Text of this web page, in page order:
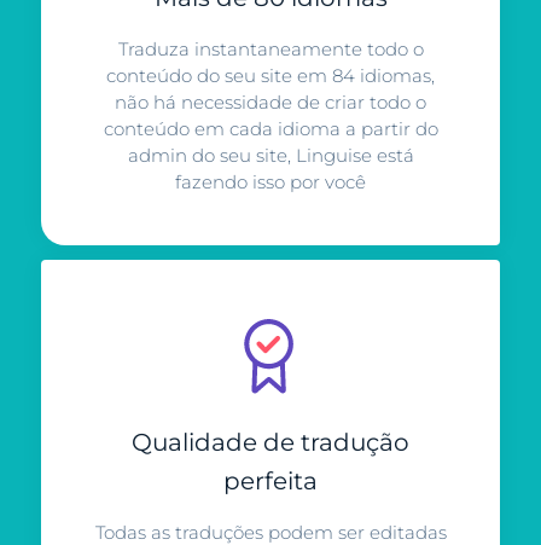
Traduza instantaneamente todo o
conteúdo do seu site em 84 idiomas,
não há necessidade de criar todo o
conteúdo em cada idioma a partir do
admin do seu site, Linguise está
fazendo isso por você
Qualidade de tradução
perfeita
Todas as traduções podem ser editadas